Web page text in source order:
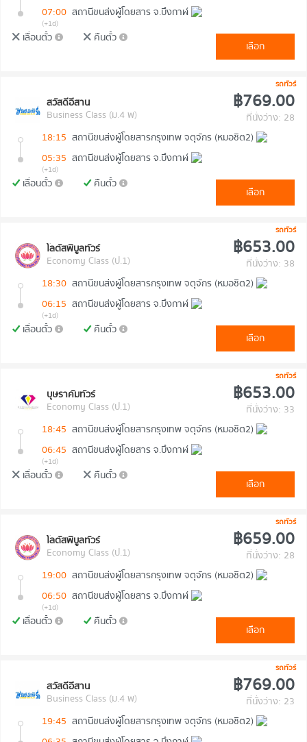
07:00 สถานีขนส่งผู้โดยสาร จ.บึงกาฬ
(+1d)
เลื่อนตั๋ว คืนตั๋ว
เลือก
รถทัวร์
สวัสดีอีสาน
Business Class (ม.4 พ)
฿769.00
ที่นั่งว่าง: 28
18:15 สถานีขนส่งผู้โดยสารกรุงเทพ จตุจักร (หมอชิต2)
05:35 สถานีขนส่งผู้โดยสาร จ.บึงกาฬ
(+1d)
เลื่อนตั๋ว คืนตั๋ว
เลือก
รถทัวร์
โลตัสพิบูลทัวร์
Economy Class (ป.1)
฿653.00
ที่นั่งว่าง: 38
18:30 สถานีขนส่งผู้โดยสารกรุงเทพ จตุจักร (หมอชิต2)
06:15 สถานีขนส่งผู้โดยสาร จ.บึงกาฬ
(+1d)
เลื่อนตั๋ว คืนตั๋ว
เลือก
รถทัวร์
บุษราคัมทัวร์
Economy Class (ป.1)
฿653.00
ที่นั่งว่าง: 33
18:45 สถานีขนส่งผู้โดยสารกรุงเทพ จตุจักร (หมอชิต2)
06:45 สถานีขนส่งผู้โดยสาร จ.บึงกาฬ
(+1d)
เลื่อนตั๋ว คืนตั๋ว
เลือก
รถทัวร์
โลตัสพิบูลทัวร์
Economy Class (ป.1)
฿659.00
ที่นั่งว่าง: 28
19:00 สถานีขนส่งผู้โดยสารกรุงเทพ จตุจักร (หมอชิต2)
06:50 สถานีขนส่งผู้โดยสาร จ.บึงกาฬ
(+1d)
เลื่อนตั๋ว คืนตั๋ว
เลือก
รถทัวร์
สวัสดีอีสาน
Business Class (ม.4 พ)
฿769.00
ที่นั่งว่าง: 23
19:45 สถานีขนส่งผู้โดยสารกรุงเทพ จตุจักร (หมอชิต2)